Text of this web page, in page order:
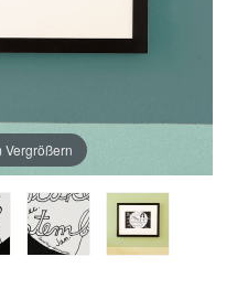
Vergrößern